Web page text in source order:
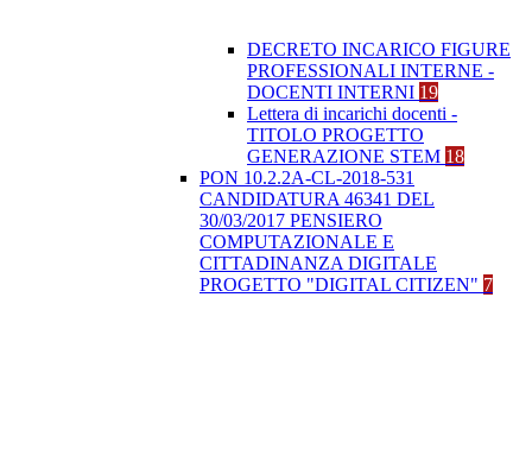
DECRETO INCARICO FIGURE
PROFESSIONALI INTERNE -
DOCENTI INTERNI 19
Lettera di incarichi docenti -
TITOLO PROGETTO
GENERAZIONE STEM 18
PON 10.2.2A-CL-2018-531
CANDIDATURA 46341 DEL
30/03/2017 PENSIERO
COMPUTAZIONALE E
CITTADINANZA DIGITALE
PROGETTO "DIGITAL CITIZEN" 7